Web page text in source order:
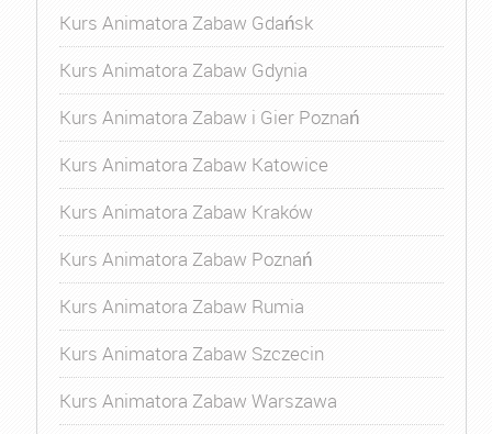
Kurs Animatora Zabaw Gdańsk
Kurs Animatora Zabaw Gdynia
Kurs Animatora Zabaw i Gier Poznań
Kurs Animatora Zabaw Katowice
Kurs Animatora Zabaw Kraków
Kurs Animatora Zabaw Poznań
Kurs Animatora Zabaw Rumia
Kurs Animatora Zabaw Szczecin
Kurs Animatora Zabaw Warszawa